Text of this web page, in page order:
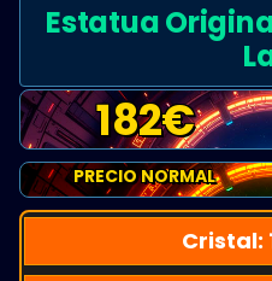
Estatua
182€
PRECIO NORMAL
Cristal: